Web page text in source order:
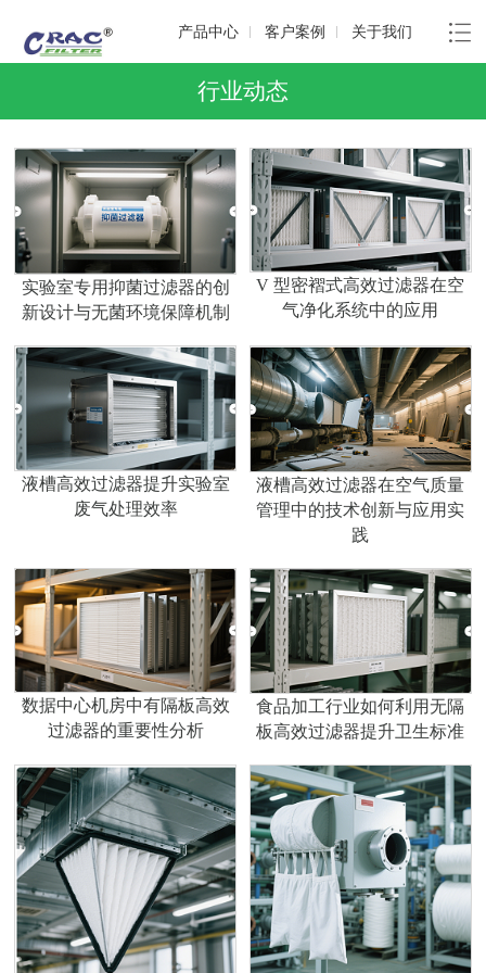
产品中心 客户案例 关于我们
行业动态
实验室专用抑菌过滤器的创
新设计与无菌环境保障机制
V 型密褶式高效过滤器在空
气净化系统中的应用​
液槽高效过滤器提升实验室
废气处理效率
液槽高效过滤器在空气质量
管理中的技术创新与应用实
践
数据中心机房中有隔板高效
过滤器的重要性分析​
食品加工行业如何利用无隔
板高效过滤器提升卫生标准